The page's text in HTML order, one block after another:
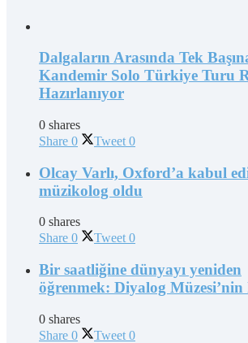
Dalgaların Arasında Tek
Kandemir Solo Türkiye Turu
Hazırlanıyor
0 shares
Share 0 Tweet 0
Olcay Varlı, Oxford’a kabul
müzikolog oldu
0 shares
Share 0 Tweet 0
Bir saatliğine dünyayı yeniden
öğrenmek: Diyalog Müzesi’nin
0 shares
Share 0 Tweet 0